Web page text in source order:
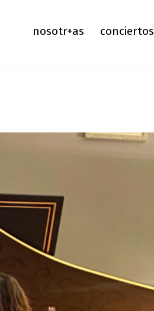
nosotr+as conciertos